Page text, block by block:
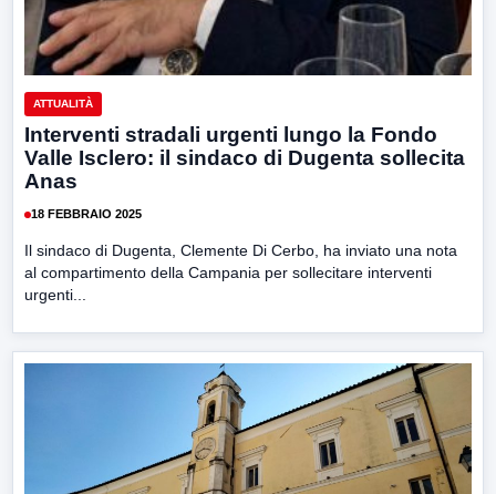
ATTUALITÀ
Interventi stradali urgenti lungo la Fondo
Valle Isclero: il sindaco di Dugenta sollecita
Anas
18 FEBBRAIO 2025
Il sindaco di Dugenta, Clemente Di Cerbo, ha inviato una nota
al compartimento della Campania per sollecitare interventi
urgenti...